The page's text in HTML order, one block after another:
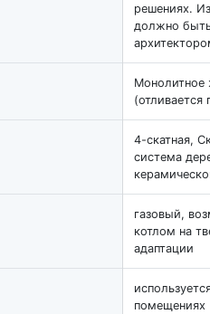
решениях.
должно
Монолитное
(отливается
4-скатная,
система
газовый,
котлом на
адаптации
помещениях